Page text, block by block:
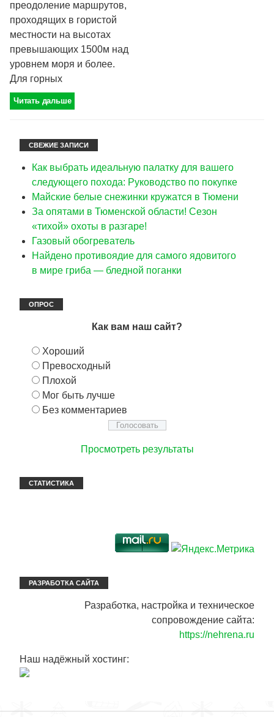
преодоление маршрутов,
проходящих в гористой
местности на высотах
превышающих 1500м над
уровнем моря и более.
Для горных
Читать дальше
СВЕЖИЕ ЗАПИСИ
Как выбрать идеальную палатку для вашего
следующего похода: Руководство по покупке
Майские белые снежинки кружатся в Тюмени
За опятами в Тюменской области! Сезон
«тихой» охоты в разгаре!
Газовый обогреватель
Найдено противоядие для самого ядовитого
в мире гриба — бледной поганки
ОПРОС
Как вам наш сайт?
Хороший
Превосходный
Плохой
Мог быть лучше
Без комментариев
Просмотреть результаты
СТАТИСТИКА
РАЗРАБОТКА САЙТА
Разработка, настройка и техническое
сопровождение сайта:
https://nehrena.ru
Наш надёжный хостинг: